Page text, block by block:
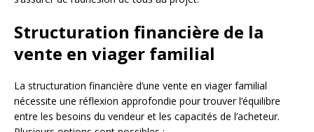
Structuration financière de la
vente en viager familial
La structuration financière d’une vente en viager familial
nécessite une réflexion approfondie pour trouver l’équilibre
entre les besoins du vendeur et les capacités de l’acheteur.